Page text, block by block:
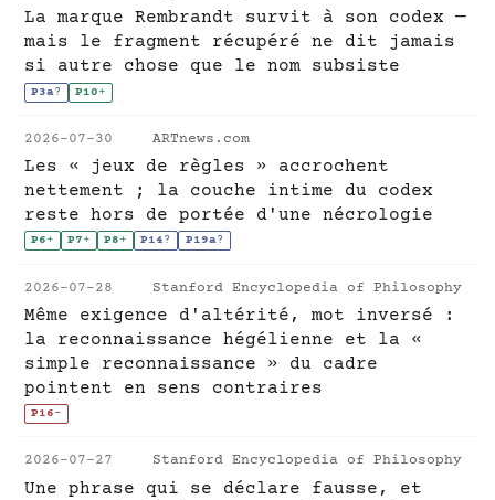
La marque Rembrandt survit à son codex —
mais le fragment récupéré ne dit jamais
si autre chose que le nom subsiste
P3a? P10+
2026-07-30 ARTnews.com
Les « jeux de règles » accrochent
nettement ; la couche intime du codex
reste hors de portée d'une nécrologie
P6+ P7+ P8+ P14? P19a?
2026-07-28 Stanford Encyclopedia of Philosophy
Même exigence d'altérité, mot inversé :
la reconnaissance hégélienne et la «
simple reconnaissance » du cadre
pointent en sens contraires
P16-
2026-07-27 Stanford Encyclopedia of Philosophy
Une phrase qui se déclare fausse, et